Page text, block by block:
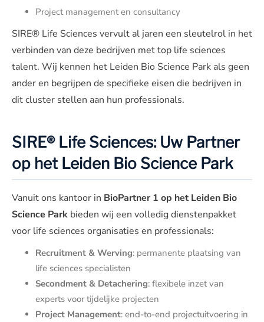
Project management en consultancy
SIRE® Life Sciences vervult al jaren een sleutelrol in het
verbinden van deze bedrijven met top life sciences
talent. Wij kennen het Leiden Bio Science Park als geen
ander en begrijpen de specifieke eisen die bedrijven in
dit cluster stellen aan hun professionals.
SIRE® Life Sciences: Uw Partner
op het Leiden Bio Science Park
Vanuit ons kantoor in BioPartner 1 op het Leiden Bio
Science Park bieden wij een volledig dienstenpakket
voor life sciences organisaties en professionals:
Recruitment & Werving: permanente plaatsing van
life sciences specialisten
Secondment & Detachering: flexibele inzet van
experts voor tijdelijke projecten
Project Management: end-to-end projectuitvoering in